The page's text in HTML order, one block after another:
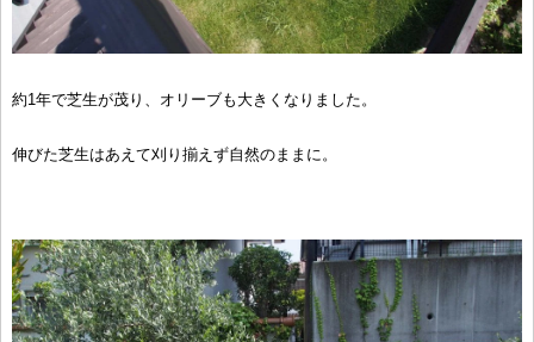
約1年で芝生が茂り、オリーブも大きくなりました。
伸びた芝生はあえて刈り揃えず自然のままに。